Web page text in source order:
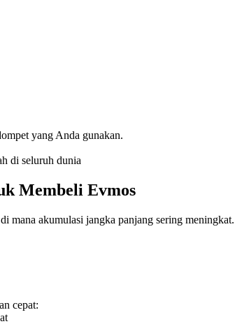
yang Anda gunakan.
di seluruh dunia
Membeli Evmos
mana akumulasi jangka panjang sering meningkat.
cepat: